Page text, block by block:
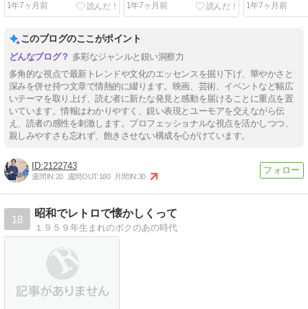
24日スタート
1年7ヶ月前 1年7ヶ月前 1年7ヶ月前
このブログのここがポイント
多彩なジャンルと鋭い洞察力
多角的な視点で最新トレンドや文化のエッセンスを掘り下げ、華やかさと
深みを併せ持つ文章で情熱的に綴ります。映画、芸術、イベントなど幅広
いテーマを取り上げ、読む者に新たな発見と感動を届けることに重点を置
いています。情報はわかりやすく、鋭い表現とユーモアを交えながら伝
え、読者の感性を刺激します。プロフェッショナルな視点を活かしつつ、
親しみやすさも忘れず、飽きさせない構成を心がけています。
2122743
週間IN:20 週間OUT:180 月間IN:30
18
昭和でレトロで懐かしくって
１９５９年生まれのボクのあの時代